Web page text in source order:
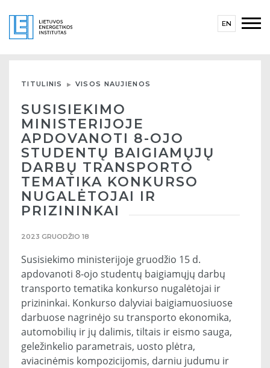
EN
TITULINIS VISOS NAUJIENOS
SUSISIEKIMO
MINISTERIJOJE
APDOVANOTI 8-OJO
STUDENTŲ BAIGIAMŲJŲ
DARBŲ TRANSPORTO
TEMATIKA KONKURSO
NUGALĖTOJAI IR
PRIZININKAI
2023 GRUODŽIO 18
Susisiekimo ministerijoje gruodžio 15 d.
apdovanoti 8-ojo studentų baigiamųjų darbų
transporto tematika konkurso nugalėtojai ir
prizininkai. Konkurso dalyviai baigiamuosiuose
darbuose nagrinėjo su transporto ekonomika,
automobilių ir jų dalimis, tiltais ir eismo sauga,
geležinkelio parametrais, uosto plėtra,
aviacinėmis kompozicijomis, darniu judumu ir